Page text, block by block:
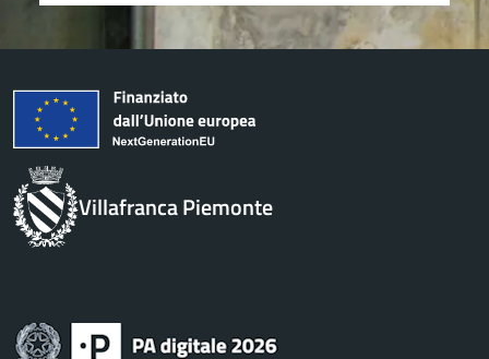
Villafranca Piemonte